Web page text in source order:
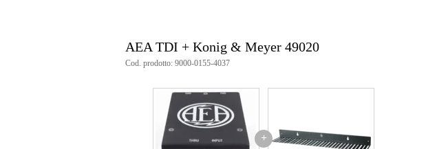
AEA TDI + Konig & Meyer 49020
Cod. prodotto: 9000-0155-4037
+